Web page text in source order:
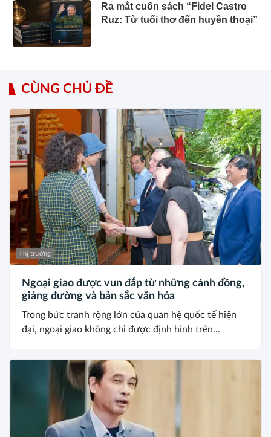
Ra mắt cuốn sách “Fidel Castro
Ruz: Từ tuổi thơ đến huyền thoại”
CÙNG CHỦ ĐỀ
Thị trường
Ngoại giao được vun đắp từ những cánh đồng,
giảng đường và bản sắc văn hóa
Trong bức tranh rộng lớn của quan hệ quốc tế hiện
đại, ngoại giao không chỉ được định hình trên...